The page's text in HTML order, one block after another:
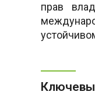
прав